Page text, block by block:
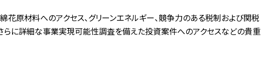
花原材料へのアクセス、グリーンエネルギー、競争力のある税制および関税
らに詳細な事業実現可能性調査を備えた投資案件へのアクセスなどの貴重